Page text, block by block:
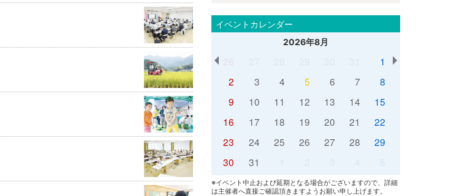
イベントカレンダー
2026年8月
26
1
2
3 4 5 6 7
8
9
10 11 12 13 14
15
16
17 18 19 20 21
22
23
24 25 26 27 28
29
30
31 5
※イベント中止および延期となる場合がございますので、詳細
は主催者へ直接ご確認頂きますようお願い申し上げます。